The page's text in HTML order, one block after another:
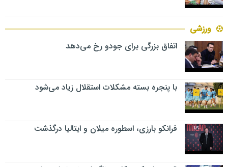
ورزشی
اتفاق بزرگی برای جودو رخ می‌دهد
با پنجره بسته مشکلات استقلال زیاد می‌شود
فرانکو بارزی، اسطوره میلان و ایتالیا درگذشت